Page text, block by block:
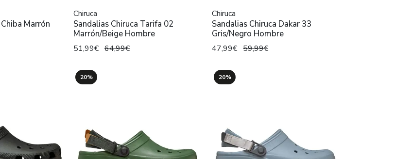
Marrón
Chiruca
Sandalias Chiruca Tarifa 02
Marrón/Beige Hombre
51,99€ 64,99€
Chiruca
Sandalias Chiruca Dakar 33
Gris/Negro Hombre
47,99€ 59,99€
20% 20%